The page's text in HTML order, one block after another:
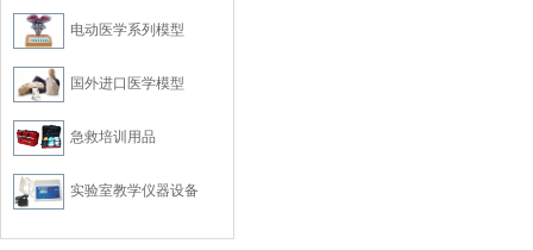
电动医学系列模型
国外进口医学模型
急救培训用品
实验室教学仪器设备